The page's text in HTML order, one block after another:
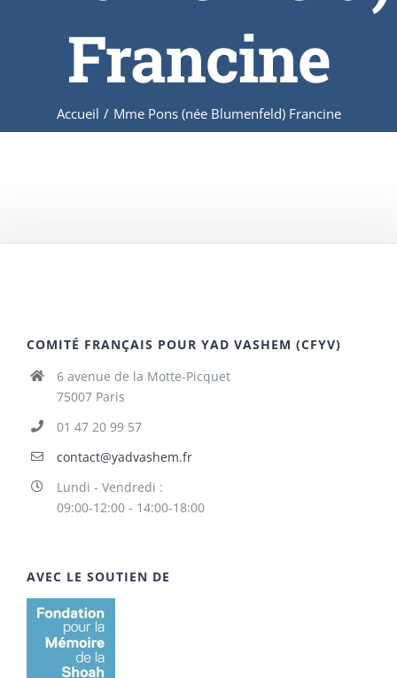
Francine
Accueil / Mme Pons (née Blumenfeld) Francine
COMITÉ FRANÇAIS POUR YAD VASHEM (CFYV)
6 avenue de la Motte-Picquet
75007 Paris
01 47 20 99 57
contact@yadvashem.fr
Lundi - Vendredi :
09:00-12:00 - 14:00-18:00
AVEC LE SOUTIEN DE